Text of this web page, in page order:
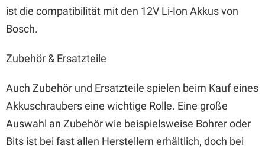
ist die compatibilität mit den 12V Li-Ion Akkus von
Bosch.
Zubehör & Ersatzteile
Auch Zubehör und Ersatzteile spielen beim Kauf eines
Akkuschraubers eine wichtige Rolle. Eine große
Auswahl an Zubehör wie beispielsweise Bohrer oder
Bits ist bei fast allen Herstellern erhältlich, doch bei